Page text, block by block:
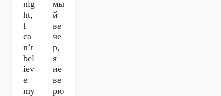
nig
ht,
I
ca
n’t
bel
iev
e
my
мы
й
ве
че
р,
я
не
ве
рю